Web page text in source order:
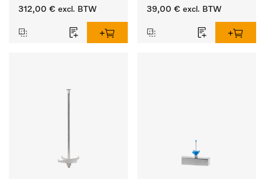
8, lengte 320 mm.
312,00 € excl. BTW
lengte 80 mm.
39,00 € excl. BTW